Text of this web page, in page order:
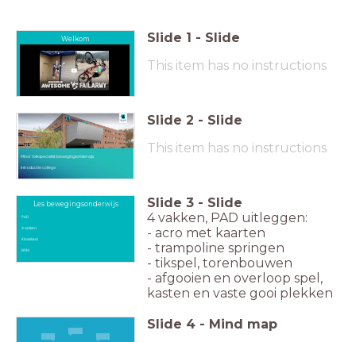
Welkom Slide 1 - Slide
This item has no instructions
Minor Vakspecialist bewegingsonderwijs
Introductie college
Slide 2 - Slide
This item has no instructions
Les bewegingsonderwijs
PAD
4 vakken
Klassikaal
BOM
Slide 3 - Slide
4 vakken, PAD uitleggen:
- acro met kaarten
- trampoline springen
- tikspel, torenbouwen
- afgooien en overloop spel,
kasten en vaste gooi plekken
Slide 4 - Mind map